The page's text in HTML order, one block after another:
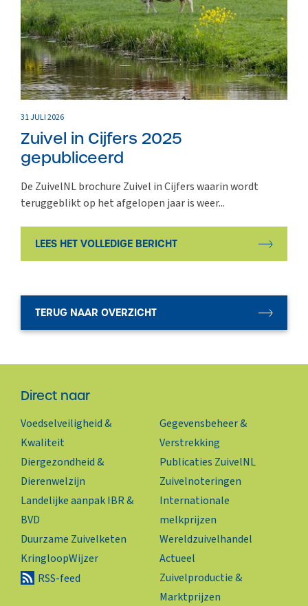
31 JULI 2026
Zuivel in Cijfers 2025
gepubliceerd
De ZuivelNL brochure Zuivel in Cijfers waarin wordt
teruggeblikt op het afgelopen jaar is weer...
LEES HET VOLLEDIGE BERICHT
TERUG NAAR OVERZICHT
Direct naar
Voedselveiligheid &
Kwaliteit
Diergezondheid &
Dierenwelzijn
Landelijke aanpak IBR &
BVD
Duurzame Zuivelketen
KringloopWijzer
RSS-feed
Gegevensbeheer &
Verstrekking
Publicaties ZuivelNL
Zuivelnoteringen
Internationale
melkprijzen
Wereldzuivelhandel
Actueel
Zuivelproductie &
Marktprijzen